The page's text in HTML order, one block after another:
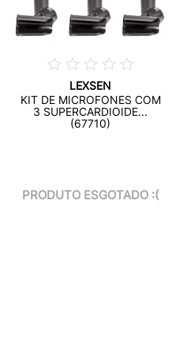
LEXSEN
KIT DE MICROFONES COM
3 SUPERCARDIOIDE...
(67710)
PRODUTO ESGOTADO :(